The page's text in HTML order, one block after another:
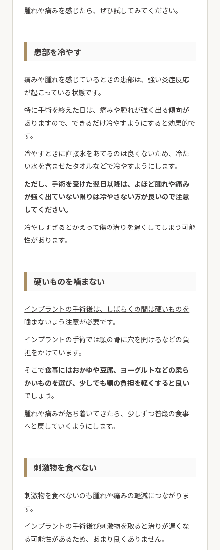
腫れや痛みを感じたら、ぜひ試してみてください。
患部を冷やす
痛みや腫れを感じているときの患部は、強い炎症反応
が起こっている状態です。
特に手術を終えた日は、痛みや腫れが強く出る傾向が
ありますので、できるだけ冷やすようにすると効果的で
す。
冷やすときに直接氷をあてるのは良くないため、冷た
い水を含ませたタオルなどで冷やすようにします。
ただし、手術を受けた翌日以降は、よほど腫れや痛み
が強く出ていない限りは冷やさない方が良いので注意
してください。
冷やしすぎるとかえって傷の治りを遅くしてしまう可能
性があります。
硬いものを噛まない
インプラントの手術後は、しばらくの間は硬いものを
噛まないよう注意が必要です。
インプラントの手術では顎の骨に穴を開けるなどの負
担をかけています。
そこで食事にはおかゆや豆腐、ヨーグルトなどの柔ら
かいものを選び、少しでも顎の負担を軽くすると良い
でしょう。
腫れや痛みが落ち着いてきたら、少しずつ普段の食事
へと戻していくようにします。
刺激物を食べない
刺激物を食べないのも腫れや痛みの軽減につながりま
す。
インプラントの手術後び刺激物を取ると治りが遅くな
る可能性があるため、あまり良くありません。